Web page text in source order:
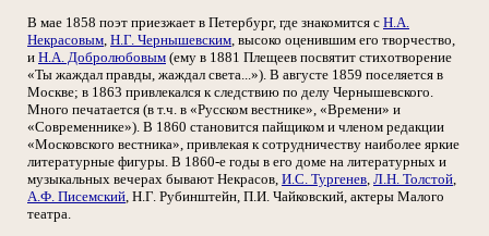
В мае 1858 поэт приезжает в Петербург, где знакомится с Н.А.
Некрасовым, Н.Г. Чернышевским, высоко оценившим его творчество,
и Н.А. Добролюбовым (ему в 1881 Плещеев посвятит стихотворение
«Ты жаждал правды, жаждал света...»). В августе 1859 поселяется в
Москве; в 1863 привлекался к следствию по делу Чернышевского.
Много печатается (в т.ч. в «Русском вестнике», «Времени» и
«Современнике»). В 1860 становится пайщиком и членом редакции
«Московского вестника», привлекая к сотрудничеству наиболее яркие
литературные фигуры. В 1860-е годы в его доме на литературных и
музыкальных вечерах бывают Некрасов, И.С. Тургенев, Л.Н. Толстой,
А.Ф. Писемский, Н.Г. Рубинштейн, П.И. Чайковский, актеры Малого
театра.